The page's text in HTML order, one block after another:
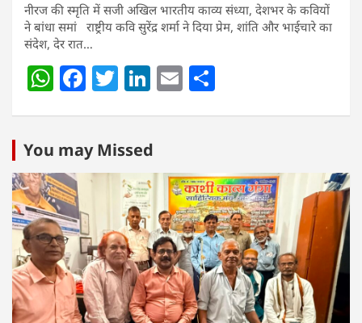
नीरज की स्मृति में सजी अखिल भारतीय काव्य संध्या, देशभर के कवियों
ने बांधा समां राष्ट्रीय कवि सुरेंद्र शर्मा ने दिया प्रेम, शांति और भाईचारे का
संदेश, देर रात…
W
s
A
p
p
F
e
b
o
o
k
T
er
Li
e
dI
n
E
You may Missed